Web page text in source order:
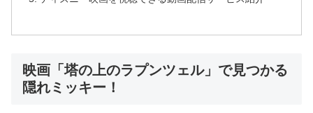
映画「塔の上のラプンツェル」で見つかる
隠れミッキー！